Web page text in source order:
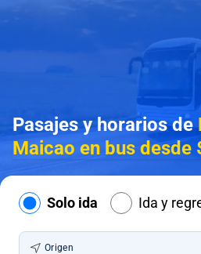
Pasajes y horarios de
Maicao en bus desde
Solo ida Ida y
Origen